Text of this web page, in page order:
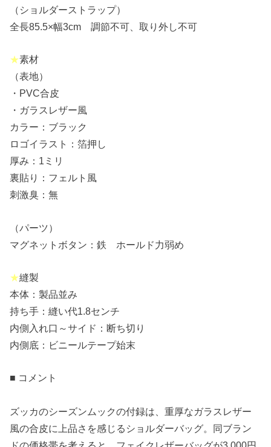
（ショルダーストラップ）
全長85.5×幅3cm 調節不可、取り外し不可
★素材
（表地）
・PVC合皮
・ガラスレザー風
カラー：ブラック
ロゴイラスト：箔押し
厚み：1ミリ
裏貼り：フェルト風
刺激臭：無
（パーツ）
マグネットボタン：鉄 ホールド力弱め
★縫製
本体：製品並み
持ち手：縫い代1.8センチ
内側入れ口～サイド：断ち切り
内側底：ビニールテープ始末
■ コメント
ズッカのシーズンムックの付録は、重厚なガラスレザー
風の合皮に上品さを感じるショルダーバッグ。同ブラン